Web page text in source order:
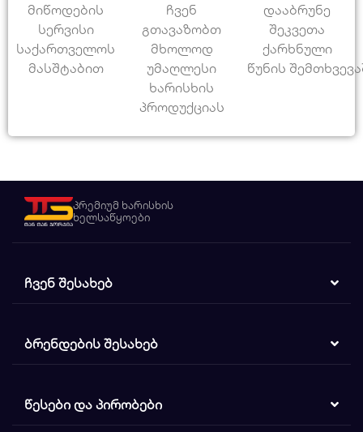
მიწოდების
სერვისი
საქართველოს
მასშტაბით
ჩვენ
გთავაზობთ
მხოლოდ
უმაღლესი
ხარისხის
პროდუქციას
დააბრუნე
შეკვეთა
ქარხნული
წუნის
პრემიუმ ხარისხის
ხელსაწყოები
ᲩᲕᲔᲜ ᲨᲔᲡᲐᲮᲔᲑ
ᲑᲠᲔᲜᲓᲔᲑᲘᲡ ᲨᲔᲡᲐᲮᲔᲑ
ᲬᲔᲡᲔᲑᲘ ᲓᲐ ᲞᲘᲠᲝᲑᲔᲑᲘ